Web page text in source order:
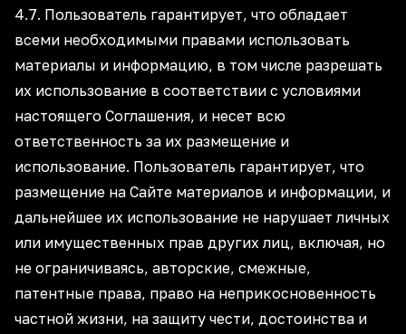
4.7. Пользователь гарантирует, что обладает
всеми необходимыми правами использовать
материалы и информацию, в том числе разрешать
их использование в соответствии с условиями
настоящего Соглашения, и несет всю
ответственность за их размещение и
использование. Пользователь гарантирует, что
размещение на Сайте материалов и информации, и
дальнейшее их использование не нарушает личных
или имущественных прав других лиц, включая, но
не ограничиваясь, авторские, смежные,
патентные права, право на неприкосновенность
частной жизни, на защиту чести, достоинства и